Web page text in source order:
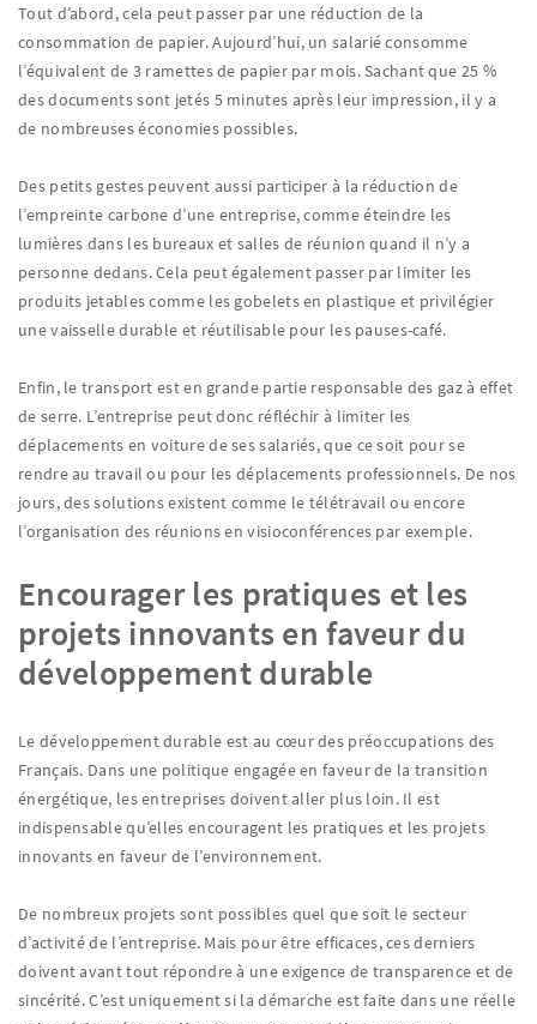
Tout d’abord, cela peut passer par une réduction de la
consommation de papier. Aujourd’hui, un salarié consomme
l’équivalent de 3 ramettes de papier par mois. Sachant que 25 %
des documents sont jetés 5 minutes après leur impression, il y a
de nombreuses économies possibles.
Des petits gestes peuvent aussi participer à la réduction de
l’empreinte carbone d’une entreprise, comme éteindre les
lumières dans les bureaux et salles de réunion quand il n’y a
personne dedans. Cela peut également passer par limiter les
produits jetables comme les gobelets en plastique et privilégier
une vaisselle durable et réutilisable pour les pauses-café.
Enfin, le transport est en grande partie responsable des gaz à effet
de serre. L’entreprise peut donc réfléchir à limiter les
déplacements en voiture de ses salariés, que ce soit pour se
rendre au travail ou pour les déplacements professionnels. De nos
jours, des solutions existent comme le télétravail ou encore
l’organisation des réunions en visioconférences par exemple.
Encourager les pratiques et les
projets innovants en faveur du
développement durable
Le développement durable est au cœur des préoccupations des
Français. Dans une politique engagée en faveur de la transition
énergétique, les entreprises doivent aller plus loin. Il est
indispensable qu’elles encouragent les pratiques et les projets
innovants en faveur de l’environnement.
De nombreux projets sont possibles quel que soit le secteur
d’activité de l’entreprise. Mais pour être efficaces, ces derniers
doivent avant tout répondre à une exigence de transparence et de
sincérité. C’est uniquement si la démarche est faite dans une réelle